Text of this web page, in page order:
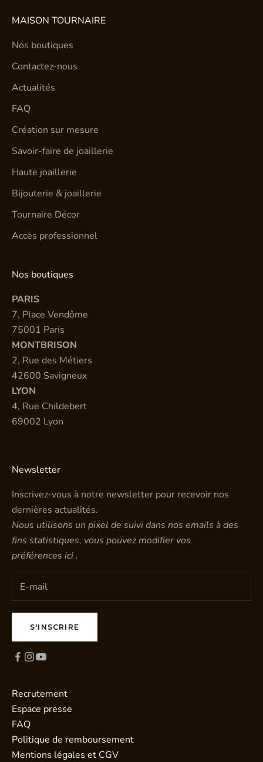
MAISON TOURNAIRE
Nos boutiques
Contactez-nous
Actualités
FAQ
Création sur mesure
Savoir-faire de joaillerie
Haute joaillerie
Bijouterie & joaillerie
Tournaire Décor
Accès professionnel
Nos boutiques
PARIS
7, Place Vendôme
75001 Paris
MONTBRISON
2, Rue des Métiers
42600 Savigneux
LYON
4, Rue Childebert
69002 Lyon
Newsletter
Inscrivez-vous à notre newsletter pour recevoir nos
dernières actualités.
Nous utilisons un pixel de suivi dans nos emails à des
fins statistiques, vous pouvez modifier vos
préférences ici.
S'INSCRIRE
Recrutement
Espace presse
FAQ
Politique de remboursement
Mentions légales et CGV